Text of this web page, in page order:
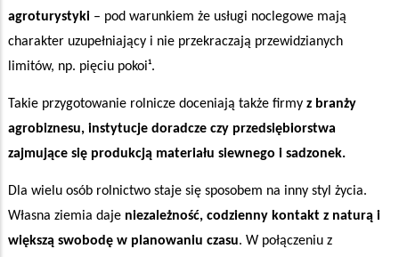
agroturystyki – pod warunkiem że usługi noclegowe mają
charakter uzupełniający i nie przekraczają przewidzianych
limitów, np. pięciu pokoi¹.
Takie przygotowanie rolnicze doceniają także firmy z branży
agrobiznesu, instytucje doradcze czy przedsiębiorstwa
zajmujące się produkcją materiału siewnego i sadzonek.
Dla wielu osób rolnictwo staje się sposobem na inny styl życia.
Własna ziemia daje niezależność, codzienny kontakt z naturą i
większą swobodę w planowaniu czasu. W połączeniu z